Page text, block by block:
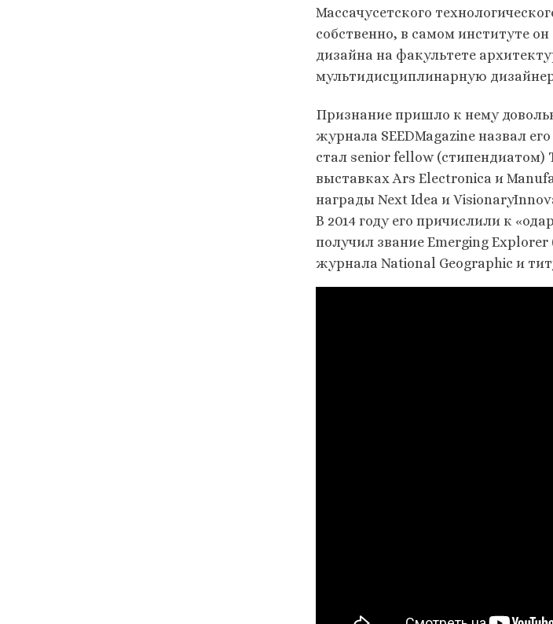
Массачусетского
собственно, в самом институте
дизайна на факультете
мультидисциплинарную
Признание пришло к нему
журнала SEEDMagazine назвал
стал senior fellow (стипендиатом)
выставках Ars Electronica и
награды Next Idea и
В 2014 году его причислили к
получил звание Emerging
журнала National Geographic и